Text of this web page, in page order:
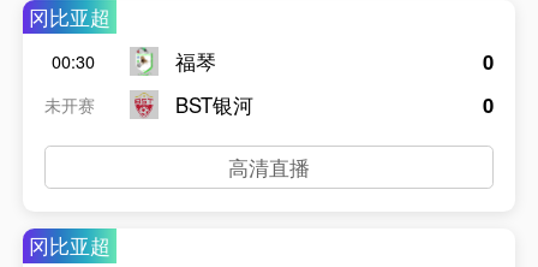
冈比亚超
00:30
未开赛
福琴
BST银河
0
0
高清直播
冈比亚超